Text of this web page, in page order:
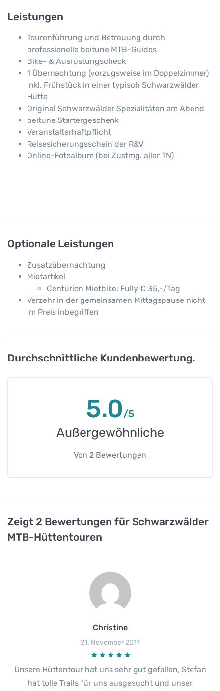
Leistungen
Tourenführung und Betreuung durch
professionelle beitune MTB-Guides
Bike- & Ausrüstungscheck
1 Übernachtung (vorzugsweise im Doppelzimmer)
inkl. Frühstück in einer typisch Schwarzwälder
Hütte
Original Schwarzwälder Spezialitäten am Abend
beitune Startergeschenk
Veranstalterhaftpflicht
Reisesicherungsschein der R&V
Online-Fotoalbum (bei Zustmg. aller TN)
Optionale Leistungen
Zusatzübernachtung
Mietartikel
Centurion Mietbike: Fully € 35,-/Tag
Verzehr in der gemeinsamen Mittagspause nicht
im Preis inbegriffen
Durchschnittliche Kundenbewertung.
5.0/5
Außergewöhnliche
Von 2 Bewertungen
Zeigt 2 Bewertungen für Schwarzwälder
MTB-Hüttentouren
Christine
21. November 2017
Unsere Hüttentour hat uns sehr gut gefallen, Stefan
hat tolle Trails für uns ausgesucht und unser